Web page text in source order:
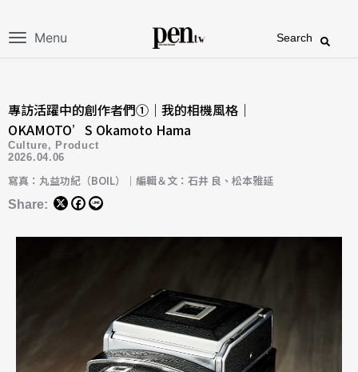
Menu Search
專訪活躍中的創作者們①｜我的相機風格｜
OKAMOTO’S Okamoto Hama
Culture, Product
2026.04.06
寫真：丸益功紀（BOIL）｜編輯＆文：石井 良、松本雅延
Share: